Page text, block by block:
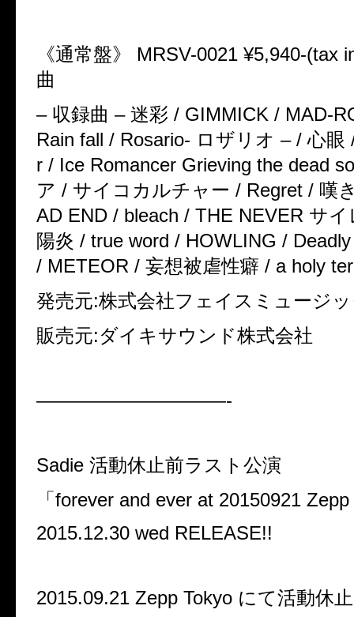
《通常盤》 MRSV-0021 ¥5,940-(tax
曲
– 収録曲 – 迷彩 / GIMMICK / MAD-
Rain fall / Rosario- ロザリオ – / 心眼
r / Ice Romancer Grieving the dead
ア / サイコカルチャー / Regret / 嘆
AD END / bleach / THE NEVER サ
陽炎 / true word / HOWLING /
/ METEOR / 妄想被虐性癖 / a holy
発売元:株式会社フェイスミュージ
販売元:ダイキサウンド株式会社
——————————-
Sadie 活動休止前ラスト公演
「forever and ever at 20150921
2015.12.30 wed RELEASE!!
2015.09.21 Zepp Tokyo にて活動休